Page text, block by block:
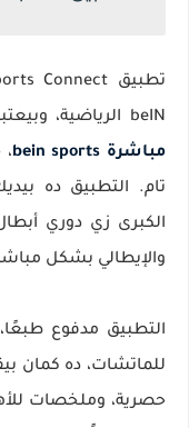
beIN الرياضية، وبيعتبر
مباشرة bein sports
،
تام. التطبيق ده
الكبرى زي دوري أبطال
والإيطالي بشكل مباشر
التطبيق مدفوع
للماتشات، ده كمان
حصرية، وملخصات